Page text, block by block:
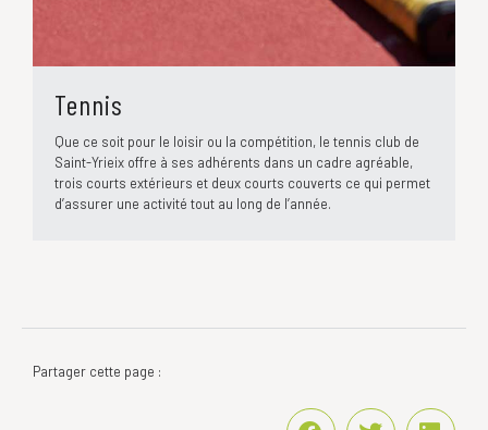
Tennis
Que ce soit pour le loisir ou la compétition, le tennis club de
Saint-Yrieix offre à ses adhérents dans un cadre agréable,
trois courts extérieurs et deux courts couverts ce qui permet
d’assurer une activité tout au long de l’année.
Partager cette page :